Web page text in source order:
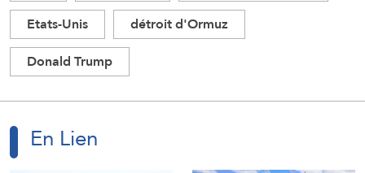
Etats-Unis
détroit d'Ormuz
Donald Trump
En Lien